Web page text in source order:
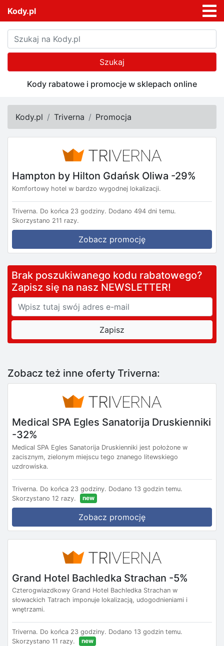
Kody.pl
Szukaj
Kody rabatowe i promocje w sklepach online
Kody.pl Triverna Promocja
Hampton by Hilton Gdańsk Oliwa -29%
Komfortowy hotel w bardzo wygodnej lokalizacji.
Triverna. Do końca 23 godziny. Dodano 494 dni temu.
Skorzystano 211 razy.
Zobacz promocję
Brak poszukiwanego kodu rabatowego?
Zapisz się na nasz NEWSLETTER!
Zobacz też inne oferty Triverna:
Medical SPA Egles Sanatorija Druskienniki
-32%
Medical SPA Egles Sanatorija Druskienniki jest położone w
zacisznym, zielonym miejscu tego znanego litewskiego
uzdrowiska.
Triverna. Do końca 23 godziny. Dodano 13 godzin temu.
Skorzystano 12 razy.
new
Zobacz promocję
Grand Hotel Bachledka Strachan -5%
Czterogwiazdkowy Grand Hotel Bachledka Strachan w
słowackich Tatrach imponuje lokalizacją, udogodnieniami i
wnętrzami.
Triverna. Do końca 23 godziny. Dodano 13 godzin temu.
Skorzystano 11 razy.
new